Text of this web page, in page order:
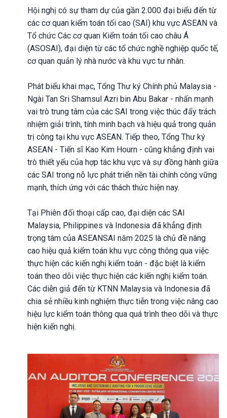
Hội nghị có sự tham dự của gần 2.000 đại biểu đến từ
các cơ quan kiểm toán tối cao (SAI) khu vực ASEAN và
Tổ chức Các cơ quan Kiểm toán tối cao châu Á
(ASOSAI), đại diện từ các tổ chức nghề nghiệp quốc tế,
cơ quan quản lý nhà nước và khu vực tư nhân.
Phát biểu khai mạc, Tổng Thư ký Chính phủ Malaysia -
Ngài Tan Sri Shamsul Azri bin Abu Bakar - nhấn mạnh
vai trò trung tâm của các SAI trong việc thúc đẩy trách
nhiệm giải trình, tính minh bạch và hiệu quả trong quản
trị công tại khu vực ASEAN. Tiếp theo, Tổng Thư ký
ASEAN - Tiến sĩ Kao Kim Hourn - cũng khẳng định vai
trò thiết yếu của hợp tác khu vực và sự đồng hành giữa
các SAI trong nỗ lực phát triển nền tài chính công vững
mạnh, thích ứng với các thách thức hiện nay.
Tại Phiên đối thoại cấp cao, đại diện các SAI
Malaysia, Philippines và Indonesia đã khẳng định
trọng tâm của ASEANSAI năm 2025 là chủ đề nâng
cao hiệu quả kiểm toán khu vực công thông qua việc
thực hiện các kiến nghị kiểm toán - đặc biệt là kiểm
toán theo dõi việc thực hiện các kiến nghị kiểm toán.
Các diễn giả đến từ KTNN Malaysia và Indonesia đã
chia sẻ nhiều kinh nghiệm thực tiễn trong việc nâng cao
hiệu lực kiểm toán thông qua quá trình theo dõi và thực
hiện kiến nghị.